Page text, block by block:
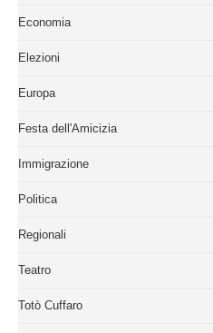
Economia
Elezioni
Europa
Festa dell'Amicizia
Immigrazione
Politica
Regionali
Teatro
Totò Cuffaro